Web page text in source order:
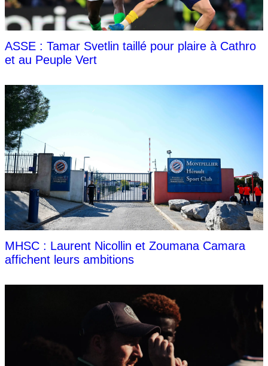
ASSE : Tamar Svetlin taillé pour plaire à Cathro
et au Peuple Vert
MHSC : Laurent Nicollin et Zoumana Camara
affichent leurs ambitions